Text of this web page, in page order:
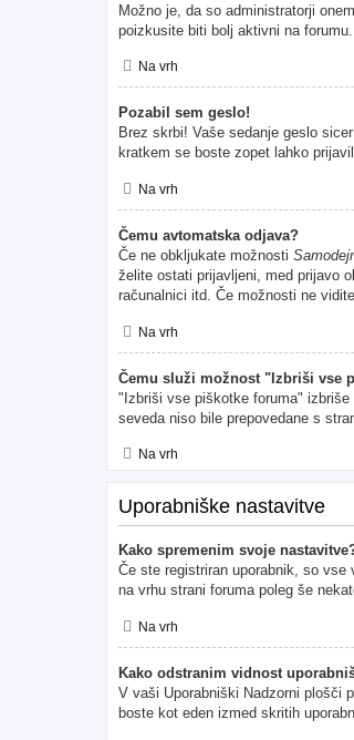
Možno je, da so administratorji
poizkusite biti bolj aktivni na forumu.
Na vrh
Pozabil sem geslo!
Brez skrbi! Vaše sedanje geslo
kratkem se boste zopet lahko
Na vrh
Čemu avtomatska odjava?
Če ne obkljukate možnosti
želite ostati prijavljeni, med prijavo
računalnici itd. Če možnosti ne
Na vrh
Čemu služi možnost "Izbriši vse
"Izbriši vse piškotke foruma"
seveda niso bile prepovedane s
Na vrh
Uporabniške nastavitve
Kako spremenim svoje
Če ste registriran uporabnik, so
na vrhu strani foruma poleg še
Na vrh
Kako odstranim vidnost
V vaši Uporabniški Nadzorni plošči
boste kot eden izmed skritih